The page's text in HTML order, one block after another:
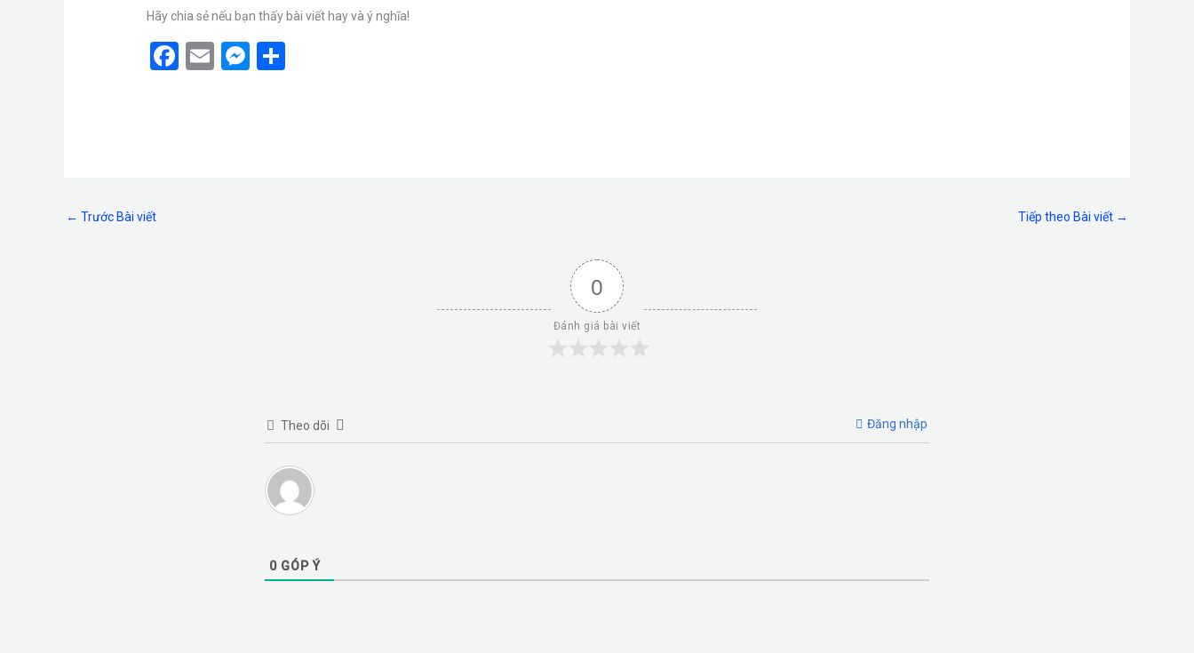
Hãy chia sẻ nếu bạn thấy bài viết hay và ý nghĩa!
F
E
M
← Trước Bài viết Tiếp theo Bài viết →
0
Đánh giá bài viết
Theo dõi Đăng nhập
0 GÓP Ý